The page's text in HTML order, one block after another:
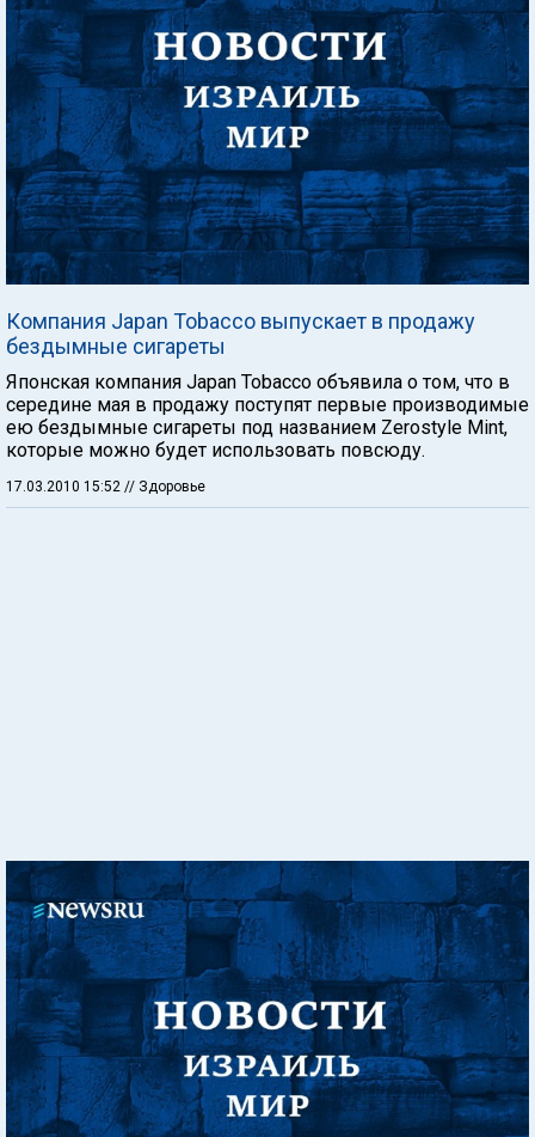
Компания Japan Tobacco выпускает в продажу
бездымные сигареты
Японская компания Japan Tobacco объявила о том, что в
середине мая в продажу поступят первые производимые
ею бездымные сигареты под названием Zerostyle Mint,
которые можно будет использовать повсюду.
17.03.2010 15:52 // Здоровье